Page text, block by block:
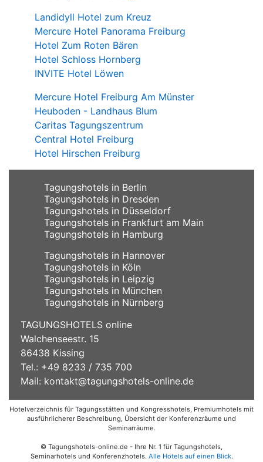
Landidyll Hotel zum Kreuz
Mercure Hotel Panorama Freiburg
Hotel Zum Roten Bären
Hotel Schloss Hornberg
INVITE Hotel Löwen
Mercure Hotel Freiburg Am Münster
Heuboden - Landhaus Blum
Caritas Tagungszentrum
Central Hotel Freiburg
Hotel Hirschen Freiburg
Tagungshotels in Berlin
Tagungshotels in Dresden
Tagungshotels in Düsseldorf
Tagungshotels in Frankfurt am Main
Tagungshotels in Hamburg
Tagungshotels in Hannover
Tagungshotels in Köln
Tagungshotels in Leipzig
Tagungshotels in München
Tagungshotels in Nürnberg
TAGUNGSHOTELS online
Walchenseestr. 15
86438 Kissing
Tel.: +49 8233 / 735 700
Mail: kontakt@tagungshotels-online.de
Hotelverzeichnis für Tagungsstätten und Kongresshotels, Premiumhotels mit
ausführlicherer Beschreibung, Übersicht der Konferenzräume und
Seminarräume.
© Tagungshotels-online.de - Ihre Nr. 1 für Tagungshotels,
Seminarhotels und Konferenzhotels. Alle Hotels auf einen Blick.